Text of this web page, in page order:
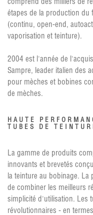
comprend des milliers de
étapes de la production du
(continu, open-end,
vaporisation et teinture).
2004 est l'année de
Sampre, leader italien des
pour mèches et bobines
de mèches.
HAUTE
TUBES DE
La gamme de produits
innovants et brevetés
la teinture au bobinage.
de combiner les meilleurs
simplicité d'utilisation. Les
révolutionnaires - en